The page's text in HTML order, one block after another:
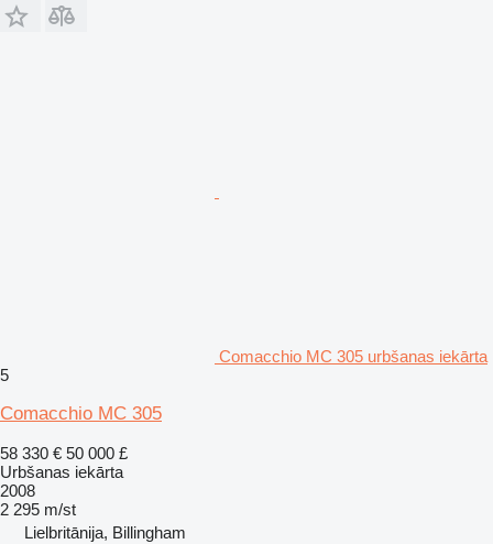
Comacchio MC 305 urbšanas iekārta
5
Comacchio MC 305
58 330 € 50 000 £
Urbšanas iekārta
2008
2 295 m/st
Lielbritānija, Billingham